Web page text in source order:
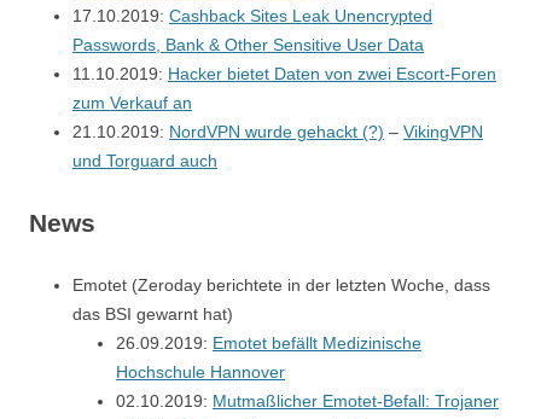
17.10.2019: Cashback Sites Leak Unencrypted
Passwords, Bank & Other Sensitive User Data
11.10.2019: Hacker bietet Daten von zwei Escort-Foren
zum Verkauf an
21.10.2019: NordVPN wurde gehackt (?) – VikingVPN
und Torguard auch
News
Emotet (Zeroday berichtete in der letzten Woche, dass
das BSI gewarnt hat)
26.09.2019: Emotet befällt Medizinische
Hochschule Hannover
02.10.2019: Mutmaßlicher Emotet-Befall: Trojaner